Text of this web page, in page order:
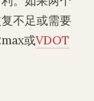
不足或需要
或VDOT